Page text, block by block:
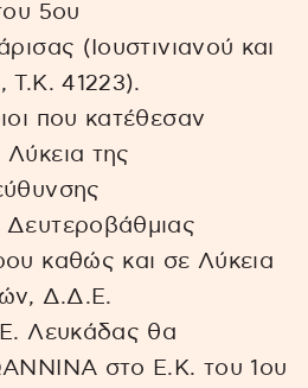
5ου
(Ιουστινιανού και
Τ.Κ. 41223).
που κατέθεσαν
της
Δευτεροβάθμιας
καθώς και σε Λύκεια
Δ.Δ.Ε.
Λευκάδας θα
στο Ε.Κ. του 1ου